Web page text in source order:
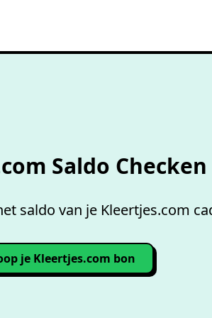
Saldo Checken
saldo van je Kleertjes.com
je Kleertjes.com bon